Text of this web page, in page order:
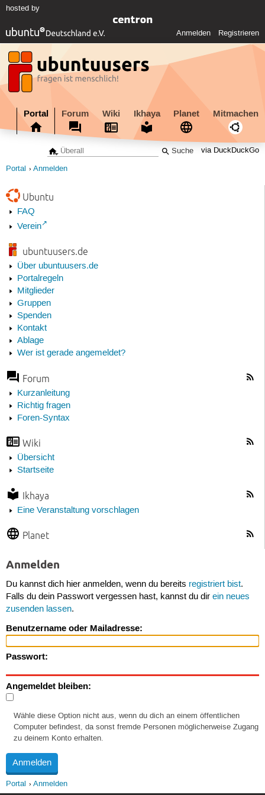
hosted by
Anmelden Registrieren
Portal Forum Wiki Ikhaya Planet Mitmachen
via DuckDuckGo
Portal Anmelden
Ubuntu
FAQ
Verein
ubuntuusers.de
Über ubuntuusers.de
Portalregeln
Mitglieder
Gruppen
Spenden
Kontakt
Ablage
Wer ist gerade angemeldet?
Forum
Kurzanleitung
Richtig fragen
Foren-Syntax
Wiki
Übersicht
Startseite
Ikhaya
Eine Veranstaltung vorschlagen
Planet
Anmelden
Du kannst dich hier anmelden, wenn du bereits registriert bist.
Falls du dein Passwort vergessen hast, kannst du dir ein neues
zusenden lassen.
Benutzername oder Mailadresse:
Passwort:
Angemeldet bleiben:
Wähle diese Option nicht aus, wenn du dich an einem öffentlichen
Computer befindest, da sonst fremde Personen möglicherweise Zugang
zu deinem Konto erhalten.
Portal Anmelden